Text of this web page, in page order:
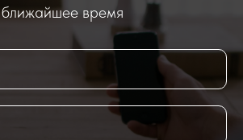
ближайшее время